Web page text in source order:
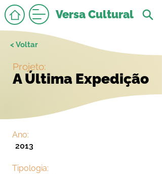
Versa Cultural
< Voltar
Projeto:
A Última Expedição
Ano:
2013
Tipologia: